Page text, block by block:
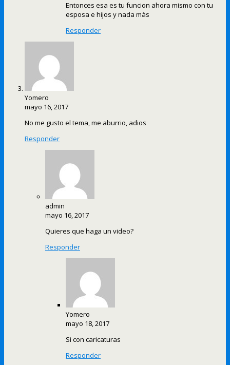
Entonces esa es tu funcion ahora mismo con tu
esposa e hijos y nada màs
Responder
Yomero
mayo 16, 2017
No me gusto el tema, me aburrio, adios
Responder
admin
mayo 16, 2017
Quieres que haga un video?
Responder
Yomero
mayo 18, 2017
Si con caricaturas
Responder